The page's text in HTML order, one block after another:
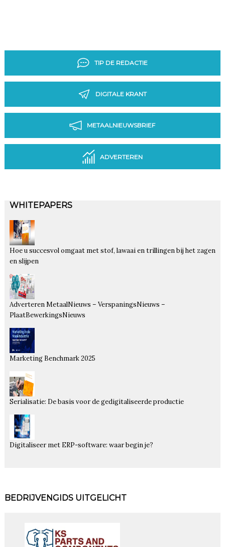
TIP DE REDACTIE
DIGITALE KRANT
METAALNIEUWSBRIEF
ADVERTEREN
WHITEPAPERS
Hoe u succesvol omgaat met stof, lawaai en trillingen bij het zagen
en slijpen
Adverteren MetaalNieuws – VerspaningsNieuws –
PlaatBewerkingsNieuws
Marketing Benchmark 2025
Serialisatie: De basis voor de gedigitaliseerde productie
Digitaliseer met ERP-software: waar begin je?
BEDRIJVENGIDS UITGELICHT